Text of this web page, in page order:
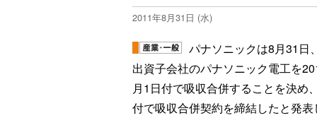
2011年8月31日 (水)
パナソニックは8月31日
出資子会社のパナソニック電工を
月1日付で吸収合併することを決め
付で吸収合併契約を締結したと発表